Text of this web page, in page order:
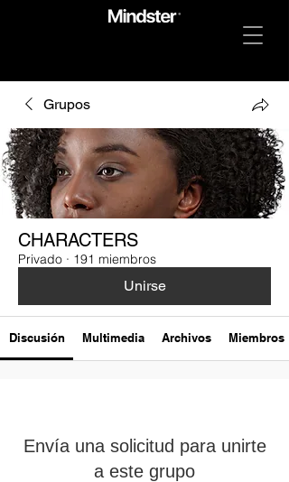
Grupos
CHARACTERS
Privado · 191 miembros
Unirse
Discusión Multimedia Archivos Miembros
Envía una solicitud para unirte
a este grupo